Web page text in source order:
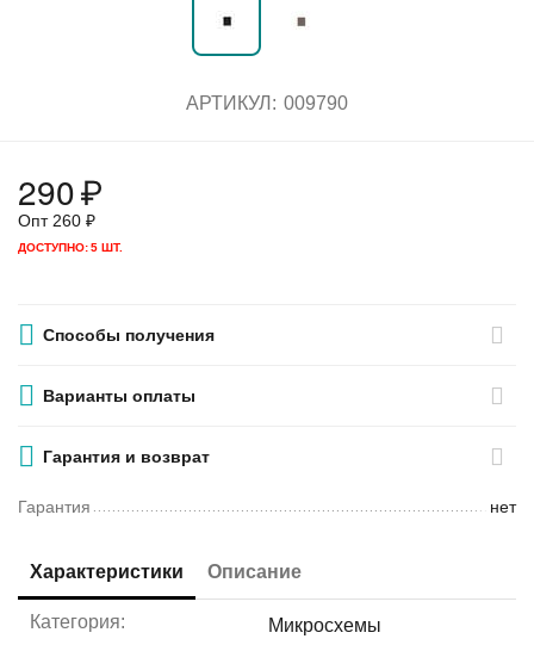
АРТИКУЛ: 009790
290₽
Опт 260 ₽
ДОСТУПНО:5 ШТ.
Способы получения
Варианты оплаты
Гарантия и возврат
Гарантия нет
Характеристики Описание
Категория: Микросхемы